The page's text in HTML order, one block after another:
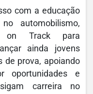
com a educação
automobilismo,
Track para
ainda jovens
de prova, apoiando
oportunidades e
carreira no